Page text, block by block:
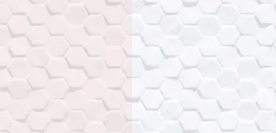
для
но и
MS Word. На
работе со
работать с